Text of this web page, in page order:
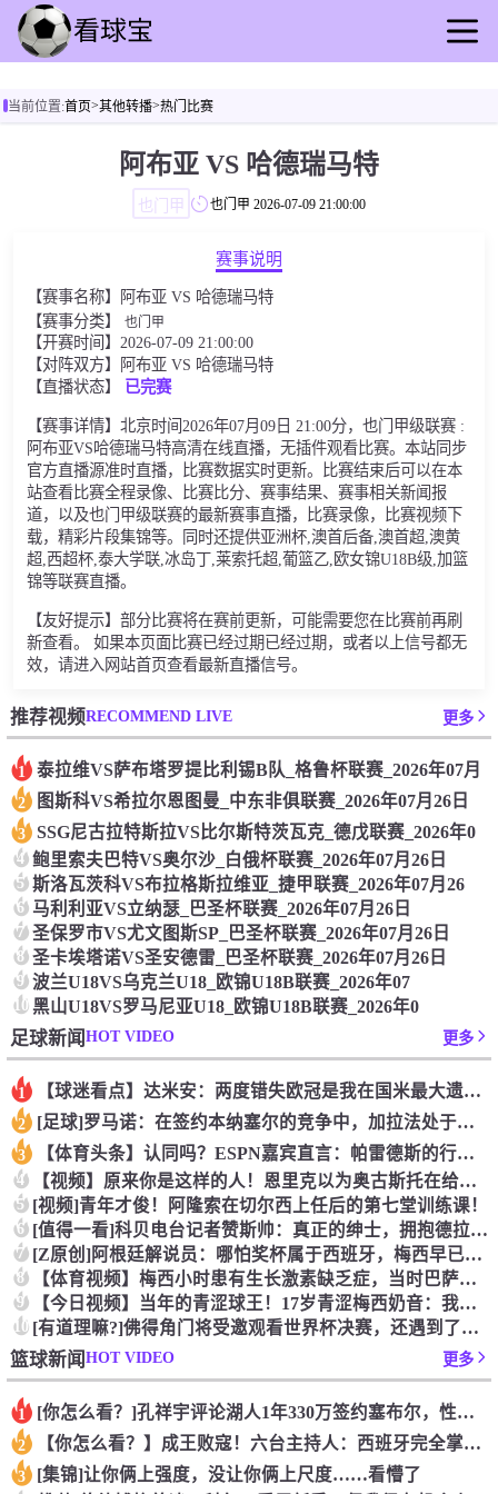
足球直播
其他转播
当前位置:首页>其他转播>热门比赛
阿布亚 VS 哈德瑞马特
也门甲 也门甲 2026-07-09 21:00:00
赛事说明
【赛事名称】阿布亚 VS 哈德瑞马特
【赛事分类】 也门甲
【开赛时间】2026-07-09 21:00:00
【对阵双方】阿布亚 VS 哈德瑞马特
【直播状态】
已完赛
【赛事详情】北京时间2026年07月09日 21:00分，也门甲级联赛 :
阿布亚VS哈德瑞马特高清在线直播，无插件观看比赛。本站同步
官方直播源准时直播，比赛数据实时更新。比赛结束后可以在本
站查看比赛全程录像、比赛比分、赛事结果、赛事相关新闻报
道，以及也门甲级联赛的最新赛事直播，比赛录像，比赛视频下
载，精彩片段集锦等。同时还提供亚洲杯,澳首后备,澳首超,澳黄
超,西超杯,泰大学联,冰岛丁,莱索托超,葡篮乙,欧女锦U18B级,加篮
锦等联赛直播。
【友好提示】部分比赛将在赛前更新，可能需要您在比赛前再刷
新查看。 如果本页面比赛已经过期已经过期，或者以上信号都无
效，请进入网站首页查看最新直播信号。
推荐视频RECOMMEND LIVE 更多
1 泰拉维VS萨布塔罗提比利锡B队_格鲁杯联赛_2026年07月
2 图斯科VS希拉尔恩图曼_中东非俱联赛_2026年07月26日
3 SSG尼古拉特斯拉VS比尔斯特茨瓦克_德戊联赛_2026年0
4 鲍里索夫巴特VS奥尔沙_白俄杯联赛_2026年07月26日
5 斯洛瓦茨科VS布拉格斯拉维亚_捷甲联赛_2026年07月26
6 马利利亚VS立纳瑟_巴圣杯联赛_2026年07月26日
7 圣保罗市VS尤文图斯SP_巴圣杯联赛_2026年07月26日
8 圣卡埃塔诺VS圣安德雷_巴圣杯联赛_2026年07月26日
9 波兰U18VS乌克兰U18_欧锦U18B联赛_2026年07
10黑山U18VS罗马尼亚U18_欧锦U18B联赛_2026年0
足球新闻HOT VIDEO 更多
1 【球迷看点】达米安：两度错失欧冠是我在国米最大遗憾，不退役我
2 [足球]罗马诺：在签约本纳塞尔的竞争中，加拉法处于领先地位
3 【体育头条】认同吗？ESPN嘉宾直言：帕雷德斯的行为无法容忍
4 【视频】原来你是这样的人！恩里克以为奥古斯托在给自己拍照，但
5 [视频]青年才俊！阿隆索在切尔西上任后的第七堂训练课！
6 [值得一看]科贝电台记者赞斯帅：真正的绅士，拥抱德拉富恩特+
7 [Z原创]阿根廷解说员：哪怕奖杯属于西班牙，梅西早已唤醒阿根
8 【体育视频】梅西小时患有生长激素缺乏症，当时巴萨总监看了比赛
9 【今日视频】当年的青涩球王！17岁青涩梅西奶音：我们用节奏把
10 [有道理嘛?]佛得角门将受邀观看世界杯决赛，还遇到了传奇门将
篮球新闻HOT VIDEO 更多
1 [你怎么看？]孔祥宇评论湖人1年330万签约塞布尔，性价比极
2 【你怎么看？】成王败寇！六台主持人：西班牙完全掌控比赛，阿根
3 [集锦]让你俩上强度，没让你俩上尺度……看懵了